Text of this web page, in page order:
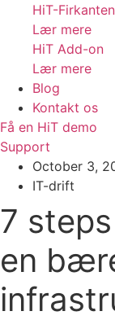
HiT-Firkanten
Lær mere
HiT Add-on
Lær mere
Blog
Kontakt os
Få en HiT demo
Support
October 3,
IT-drift
7
en